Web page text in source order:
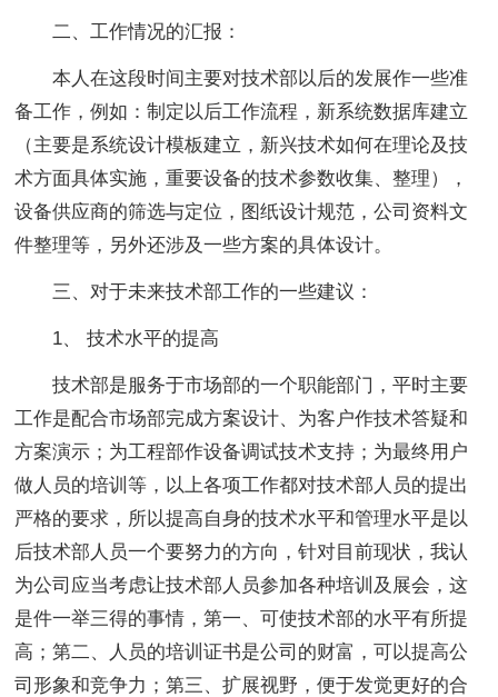
二、工作情况的汇报：
本人在这段时间主要对技术部以后的发展作一些准
备工作，例如：制定以后工作流程，新系统数据库建立
（主要是系统设计模板建立，新兴技术如何在理论及技
术方面具体实施，重要设备的技术参数收集、整理），
设备供应商的筛选与定位，图纸设计规范，公司资料文
件整理等，另外还涉及一些方案的具体设计。
三、对于未来技术部工作的一些建议：
1、 技术水平的提高
技术部是服务于市场部的一个职能部门，平时主要
工作是配合市场部完成方案设计、为客户作技术答疑和
方案演示；为工程部作设备调试技术支持；为最终用户
做人员的培训等，以上各项工作都对技术部人员的提出
严格的要求，所以提高自身的技术水平和管理水平是以
后技术部人员一个要努力的方向，针对目前现状，我认
为公司应当考虑让技术部人员参加各种培训及展会，这
是件一举三得的事情，第一、可使技术部的水平有所提
高；第二、人员的培训证书是公司的财富，可以提高公
司形象和竞争力；第三、扩展视野，便于发觉更好的合